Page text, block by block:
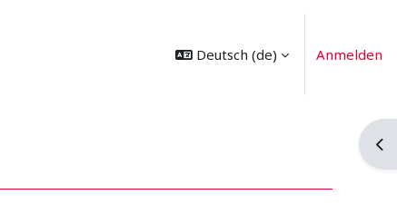
Deutsch ‎(de)‎ Anmelden